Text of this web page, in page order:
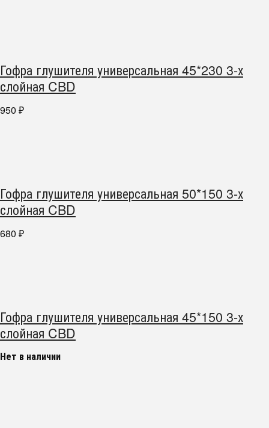
Гофра глушителя универсальная 45*230 3-х
слойная CBD
950 ₽
Гофра глушителя универсальная 50*150 3-х
слойная CBD
680 ₽
Гофра глушителя универсальная 45*150 3-х
слойная CBD
Нет в наличии